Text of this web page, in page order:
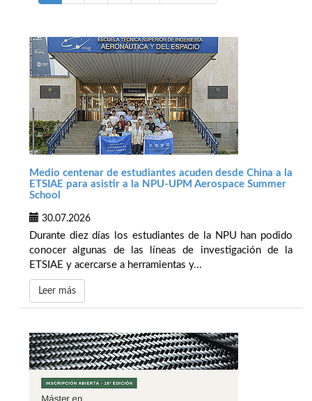
Medio centenar de estudiantes acuden desde China a la
ETSIAE para asistir a la NPU-UPM Aerospace Summer
School
30.07.2026
Durante diez días los estudiantes de la NPU han podido
conocer algunas de las líneas de investigación de la
ETSIAE y acercarse a herramientas y...
Leer más